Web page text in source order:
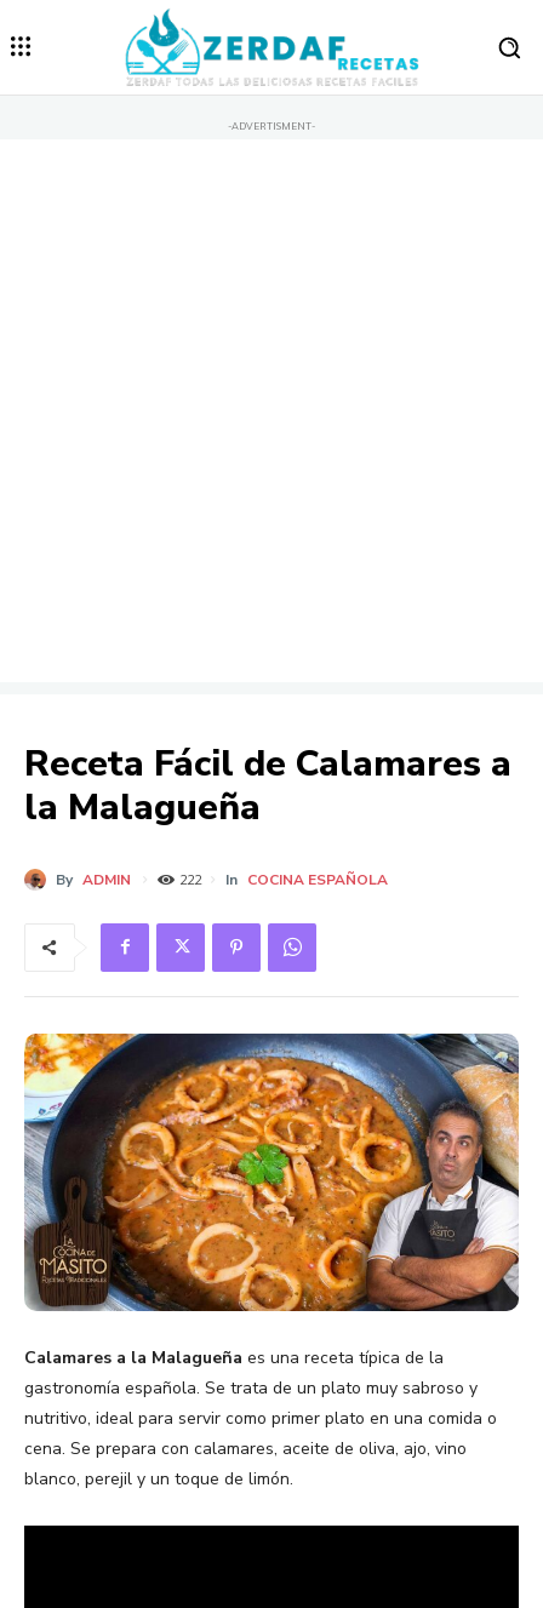
-ADVERTISMENT-
Receta Fácil de Calamares a
la Malagueña
By ADMIN 222 In COCINA ESPAÑOLA
Calamares a la Malagueña es una receta típica de la
gastronomía española. Se trata de un plato muy sabroso y
nutritivo, ideal para servir como primer plato en una comida o
cena. Se prepara con calamares, aceite de oliva, ajo, vino
blanco, perejil y un toque de limón.